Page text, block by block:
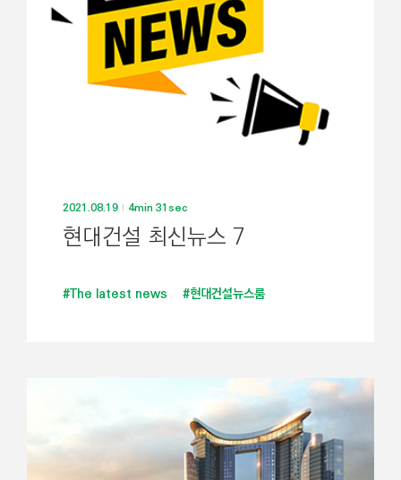
2021.08.19 4min 31sec
현대건설 최신뉴스 7
#The latest news #현대건설뉴스룸